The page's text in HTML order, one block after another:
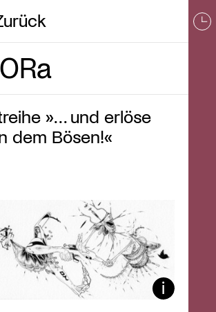
ein/ausblenden
»… und erlöse
dem Bösen!«